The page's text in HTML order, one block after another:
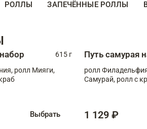
РОЛЛЫ ЗАПЕЧЁННЫЕ РОЛЛЫ
615 г
ролл Мияги,
Выбрать
Путь самурая
ролл
Самурай, ролл с
1 129 ₽